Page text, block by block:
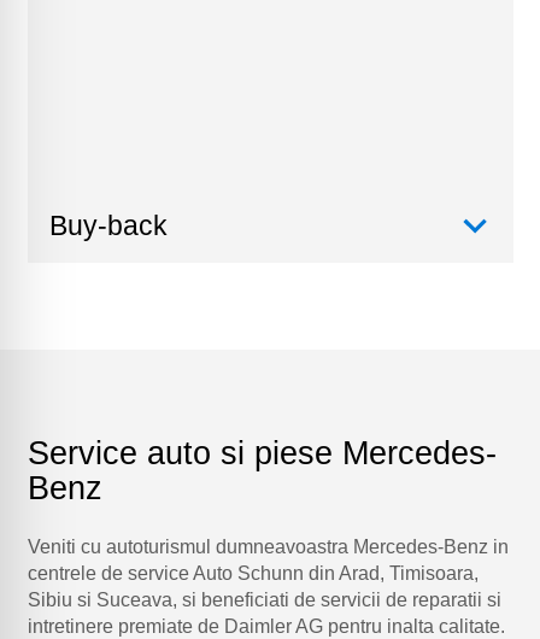
Buy-back
Service auto si piese Mercedes-
Benz
Veniti cu autoturismul dumneavoastra Mercedes-Benz in
centrele de service Auto Schunn din Arad, Timisoara,
Sibiu si Suceava, si beneficiati de servicii de reparatii si
intretinere premiate de Daimler AG pentru inalta calitate.